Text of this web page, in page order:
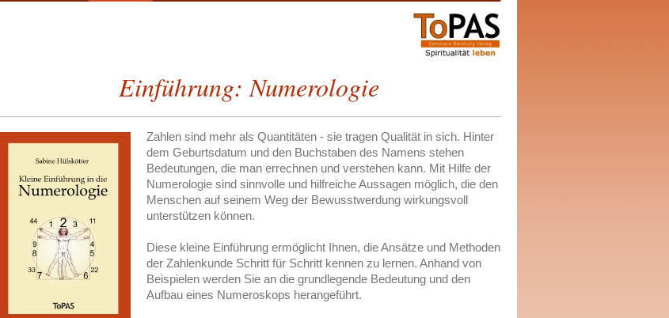
Einführung: Numerologie
Zahlen sind mehr als Quantitäten - sie tragen Qualität in sich. Hinter
dem Geburtsdatum und den Buchstaben des Namens stehen
Bedeutungen, die man errechnen und verstehen kann. Mit Hilfe der
Numerologie sind sinnvolle und hilfreiche Aussagen möglich, die den
Menschen auf seinem Weg der Bewusstwerdung wirkungsvoll
unterstützen können.
Diese kleine Einführung ermöglicht Ihnen, die Ansätze und Methoden
der Zahlenkunde Schritt für Schritt kennen zu lernen. Anhand von
Beispielen werden Sie an die grundlegende Bedeutung und den
Aufbau eines Numeroskops herangeführt.